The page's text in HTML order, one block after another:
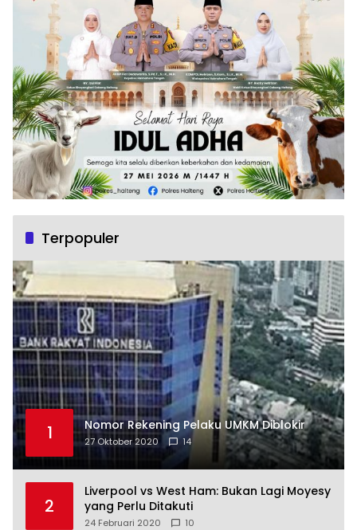
Terpopuler
1 Nomor Rekening Pelaku UMKM Diblokir
27 Oktober 2020 14
2
Liverpool vs West Ham: Bukan Lagi Moyesy
yang Perlu Ditakuti
24 Februari 2020 10